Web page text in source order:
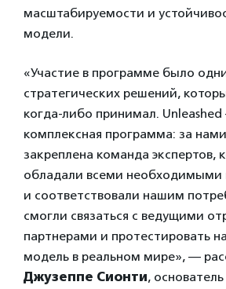
масштабируемости и
модели.
«Участие в программе было
стратегических решений,
когда-либо принимал. Unleashed
комплексная программа: за
закреплена команда экспертов,
обладали всеми необходимыми
и соответствовали нашим
смогли связаться с ведущими
партнерами и протестировать
модель в реальном мире», —
Джузеппе Сионти,